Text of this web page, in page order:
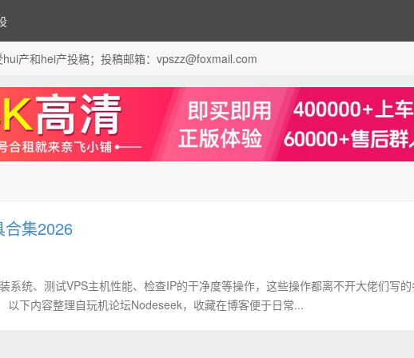
产和hei产投稿；投稿邮箱：vpszz@foxmail.com
集2026
系统、测试VPS主机性能、检查IP的干净度等操作，这些操作都离不开大佬们写
下内容整理自玩机论坛Nodeseek，收藏在博客便于日常...